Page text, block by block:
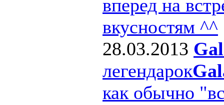
вперед на
вкусностям ^^
28.03.2013
легендарок
как обычно